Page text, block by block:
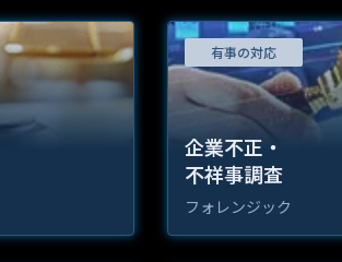
有事の対応
企業不正・
不祥事調査
フォレンジック